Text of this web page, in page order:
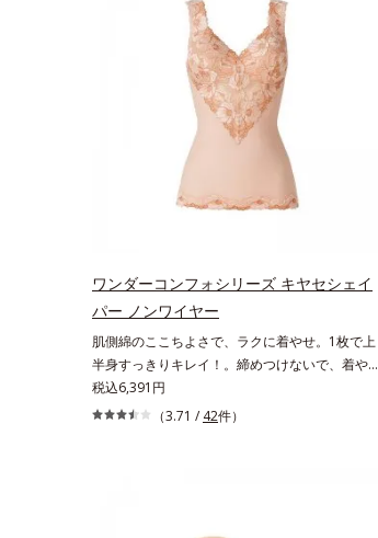
ワンダーコンフォシリーズ キヤセシェイ
パー ノンワイヤー
肌側綿のここちよさで、ラクに着やせ。1枚で上
半身すっきりキレイ！。締めつけないで、着やせ
する 「これが補整下着なの？」と驚くほどのや
さしさで、美しいラインへ。締めつけ感や苦しさ
税込6,391円
（3.71 / 42件）